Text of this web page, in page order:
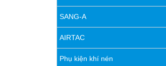
SANG-A
AIRTAC
Phụ kiện khí nén